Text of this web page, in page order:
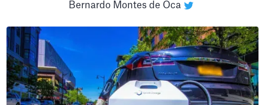
Bernardo Montes de Oca